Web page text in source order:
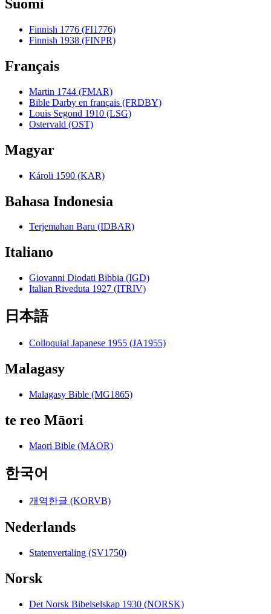
Suomi
Finnish 1776 (FI1776)
Finnish 1938 (FINPR)
Français
Martin 1744 (FMAR)
Bible Darby en français (FRDBY)
Louis Segond 1910 (LSG)
Ostervald (OST)
Magyar
Károli 1590 (KAR)
Bahasa Indonesia
Terjemahan Baru (IDBAR)
Italiano
Giovanni Diodati Bibbia (IGD)
Italian Riveduta 1927 (ITRIV)
日本語
Colloquial Japanese 1955 (JA1955)
Malagasy
Malagasy Bible (MG1865)
te reo Māori
Maori Bible (MAOR)
한국어
개역한글 (KORVB)
Nederlands
Statenvertaling (SV1750)
Norsk
Det Norsk Bibelselskap 1930 (NORSK)